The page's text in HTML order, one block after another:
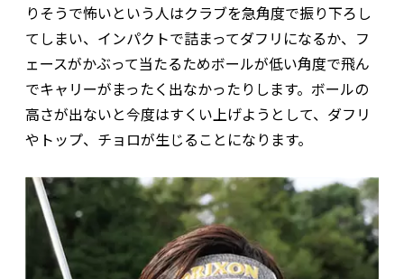
りそうで怖いという人はクラブを急角度で振り下ろし
てしまい、インパクトで詰まってダフリになるか、フ
ェースがかぶって当たるためボールが低い角度で飛ん
でキャリーがまったく出なかったりします。ボールの
高さが出ないと今度はすくい上げようとして、ダフリ
やトップ、チョロが生じることになります。